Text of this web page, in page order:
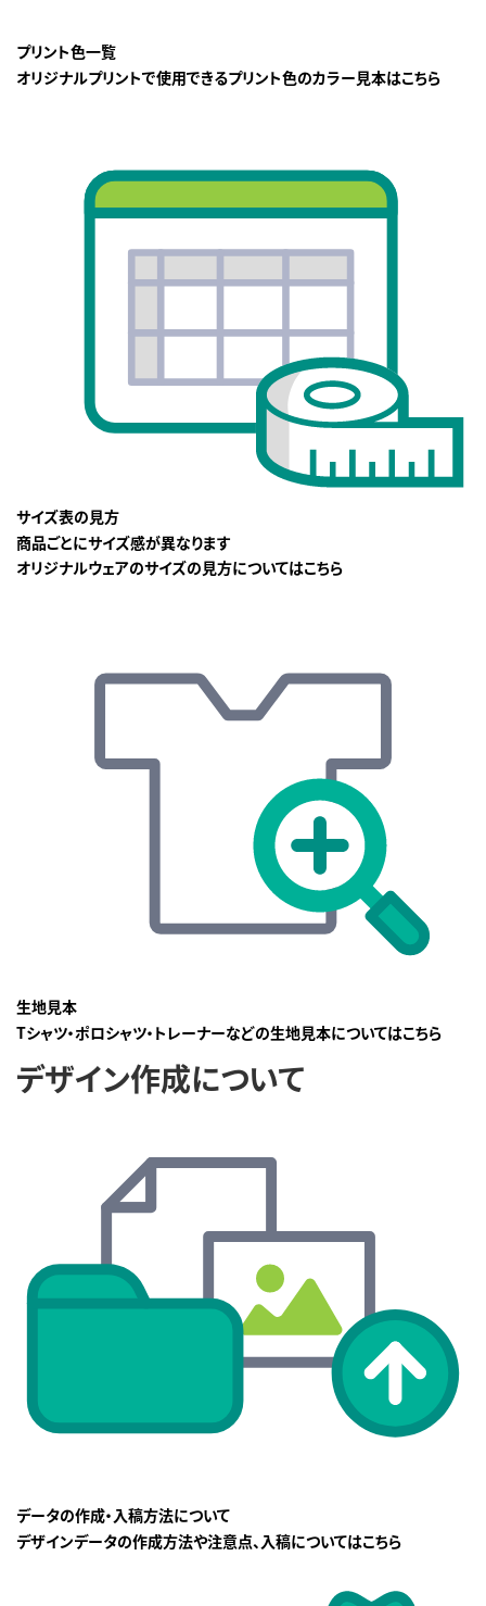
プリント色一覧
オリジナルプリントで使用できるプリント色のカラー見本はこちら
サイズ表の見方
商品ごとにサイズ感が異なります
オリジナルウェアのサイズの見方についてはこちら
生地見本
Tシャツ・ポロシャツ・トレーナーなどの生地見本についてはこちら
デザイン作成について
データの作成・入稿方法について
デザインデータの作成方法や注意点、入稿についてはこちら